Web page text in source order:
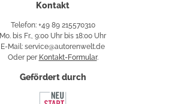
Kontakt
Telefon: +49 89 215570310
Mo. bis Fr., 9:00 Uhr bis 18:00 Uhr
E-Mail: service@autorenwelt.de
Oder per Kontakt-Formular.
Gefördert durch